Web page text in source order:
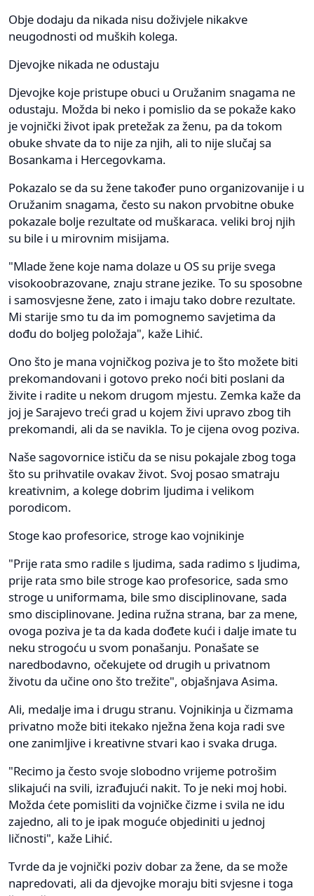
Obje dodaju da nikada nisu doživjele nikakve
neugodnosti od muških kolega.
Djevojke nikada ne odustaju
Djevojke koje pristupe obuci u Oružanim snagama ne
odustaju. Možda bi neko i pomislio da se pokaže kako
je vojnički život ipak pretežak za ženu, pa da tokom
obuke shvate da to nije za njih, ali to nije slučaj sa
Bosankama i Hercegovkama.
Pokazalo se da su žene također puno organizovanije i u
Oružanim snagama, često su nakon prvobitne obuke
pokazale bolje rezultate od muškaraca. veliki broj njih
su bile i u mirovnim misijama.
"Mlade žene koje nama dolaze u OS su prije svega
visokoobrazovane, znaju strane jezike. To su sposobne
i samosvjesne žene, zato i imaju tako dobre rezultate.
Mi starije smo tu da im pomognemo savjetima da
dođu do boljeg položaja", kaže Lihić.
Ono što je mana vojničkog poziva je to što možete biti
prekomandovani i gotovo preko noći biti poslani da
živite i radite u nekom drugom mjestu. Zemka kaže da
joj je Sarajevo treći grad u kojem živi upravo zbog tih
prekomandi, ali da se navikla. To je cijena ovog poziva.
Naše sagovornice ističu da se nisu pokajale zbog toga
što su prihvatile ovakav život. Svoj posao smatraju
kreativnim, a kolege dobrim ljudima i velikom
porodicom.
Stoge kao profesorice, stroge kao vojnikinje
"Prije rata smo radile s ljudima, sada radimo s ljudima,
prije rata smo bile stroge kao profesorice, sada smo
stroge u uniformama, bile smo disciplinovane, sada
smo disciplinovane. Jedina ružna strana, bar za mene,
ovoga poziva je ta da kada dođete kući i dalje imate tu
neku strogoću u svom ponašanju. Ponašate se
naredbodavno, očekujete od drugih u privatnom
životu da učine ono što trežite", objašnjava Asima.
Ali, medalje ima i drugu stranu. Vojnikinja u čizmama
privatno može biti itekako nježna žena koja radi sve
one zanimljive i kreativne stvari kao i svaka druga.
"Recimo ja često svoje slobodno vrijeme potrošim
slikajući na svili, izrađujući nakit. To je neki moj hobi.
Možda ćete pomisliti da vojničke čizme i svila ne idu
zajedno, ali to je ipak moguće objediniti u jednoj
ličnosti", kaže Lihić.
Tvrde da je vojnički poziv dobar za žene, da se može
napredovati, ali da djevojke moraju biti svjesne i toga